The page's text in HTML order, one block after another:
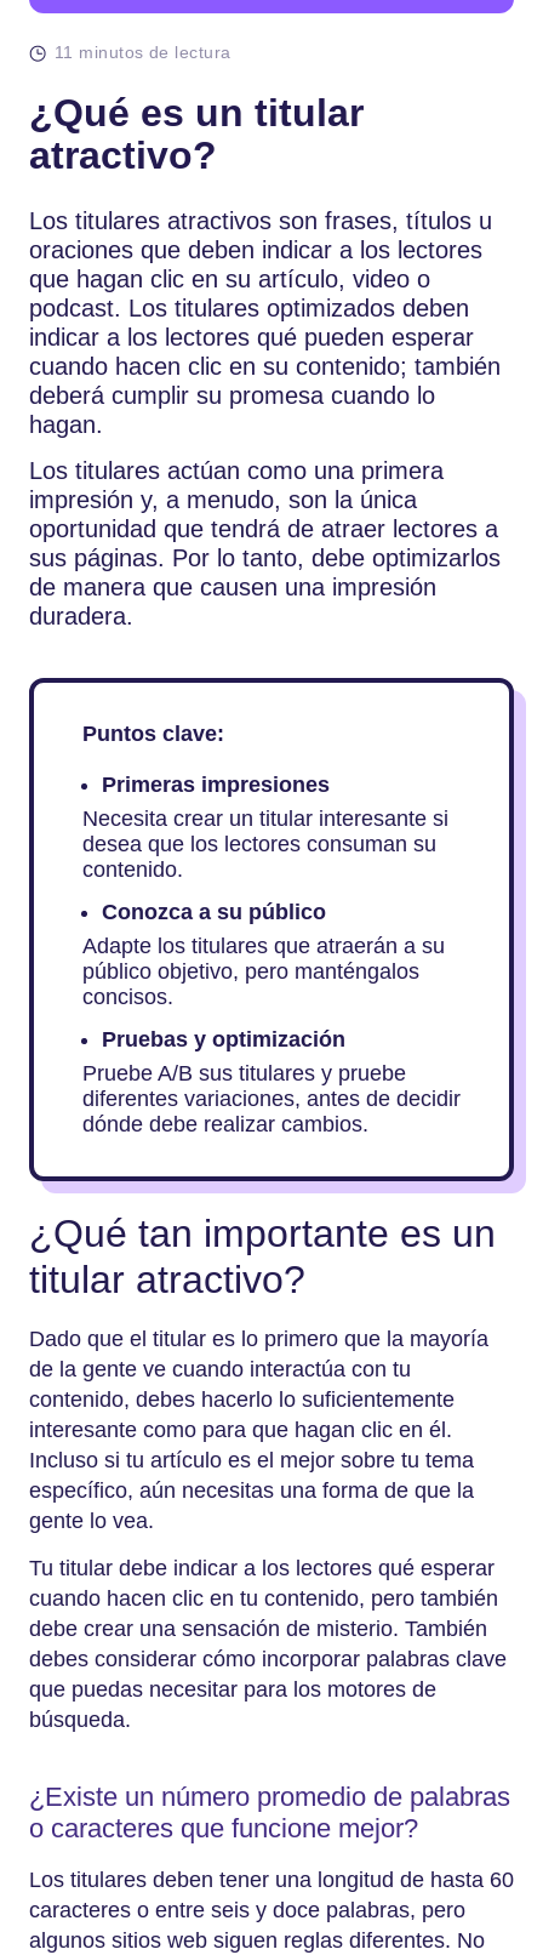
11 minutos de lectura
¿Qué es un titular
atractivo?
Los titulares atractivos son frases, títulos u
oraciones que deben indicar a los lectores
que hagan clic en su artículo, video o
podcast. Los titulares optimizados deben
indicar a los lectores qué pueden esperar
cuando hacen clic en su contenido; también
deberá cumplir su promesa cuando lo
hagan.
Los titulares actúan como una primera
impresión y, a menudo, son la única
oportunidad que tendrá de atraer lectores a
sus páginas. Por lo tanto, debe optimizarlos
de manera que causen una impresión
duradera.
Puntos clave:
Primeras impresiones
Necesita crear un titular interesante si
desea que los lectores consuman su
contenido.
Conozca a su público
Adapte los titulares que atraerán a su
público objetivo, pero manténgalos
concisos.
Pruebas y optimización
Pruebe A/B sus titulares y pruebe
diferentes variaciones, antes de decidir
dónde debe realizar cambios.
¿Qué tan importante es un
titular atractivo?
Dado que el titular es lo primero que la mayoría
de la gente ve cuando interactúa con tu
contenido, debes hacerlo lo suficientemente
interesante como para que hagan clic en él.
Incluso si tu artículo es el mejor sobre tu tema
específico, aún necesitas una forma de que la
gente lo vea.
Tu titular debe indicar a los lectores qué esperar
cuando hacen clic en tu contenido, pero también
debe crear una sensación de misterio. También
debes considerar cómo incorporar palabras clave
que puedas necesitar para los motores de
búsqueda.
¿Existe un número promedio de palabras
o caracteres que funcione mejor?
Los titulares deben tener una longitud de hasta 60
caracteres o entre seis y doce palabras, pero
algunos sitios web siguen reglas diferentes. No